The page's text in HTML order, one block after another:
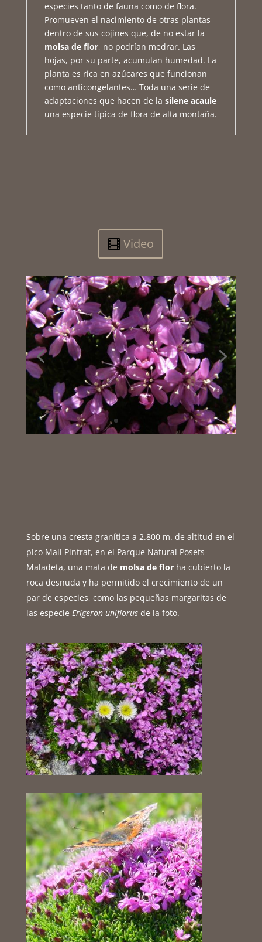
especies tanto de fauna como de flora.
Promueven el nacimiento de otras plantas
dentro de sus cojines que, de no estar la
molsa de flor, no podrían medrar. Las
hojas, por su parte, acumulan humedad. La
planta es rica en azúcares que funcionan
como anticongelantes… Toda una serie de
adaptaciones que hacen de la silene acaule
una especie típica de flora de alta montaña.
Video
Sobre una cresta granítica a 2.800 m. de altitud en el
pico Mall Pintrat, en el Parque Natural Posets-
Maladeta, una mata de molsa de florha cubierto la
roca desnuda y ha permitido el crecimiento de un
par de especies, como las pequeñas margaritas de
las especie Erigeron uniflorusde la foto.